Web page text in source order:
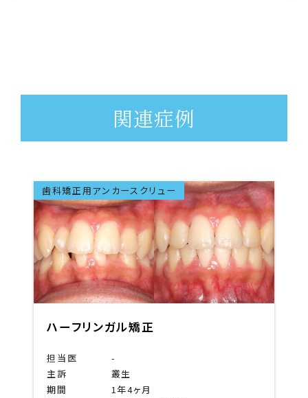
関連症例
ハーフリンガル矯正
成人矯正
抜歯なし
歯科矯正用アンカースクリュー
ハーフリンガル矯正
担当医
-
主訴
叢生
期間
1年4ヶ月